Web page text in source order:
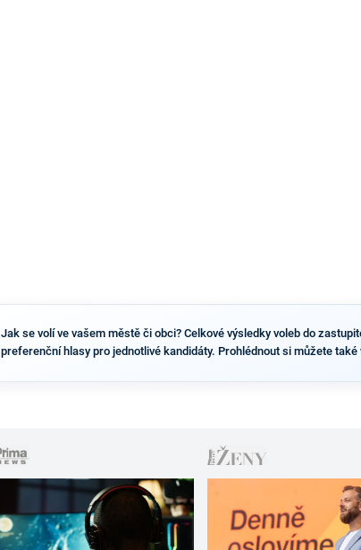
Jak se volí ve vašem městě či obci? Celkové výsledky voleb do
preferenční hlasy pro jednotlivé kandidáty. Prohlédnout si můžete